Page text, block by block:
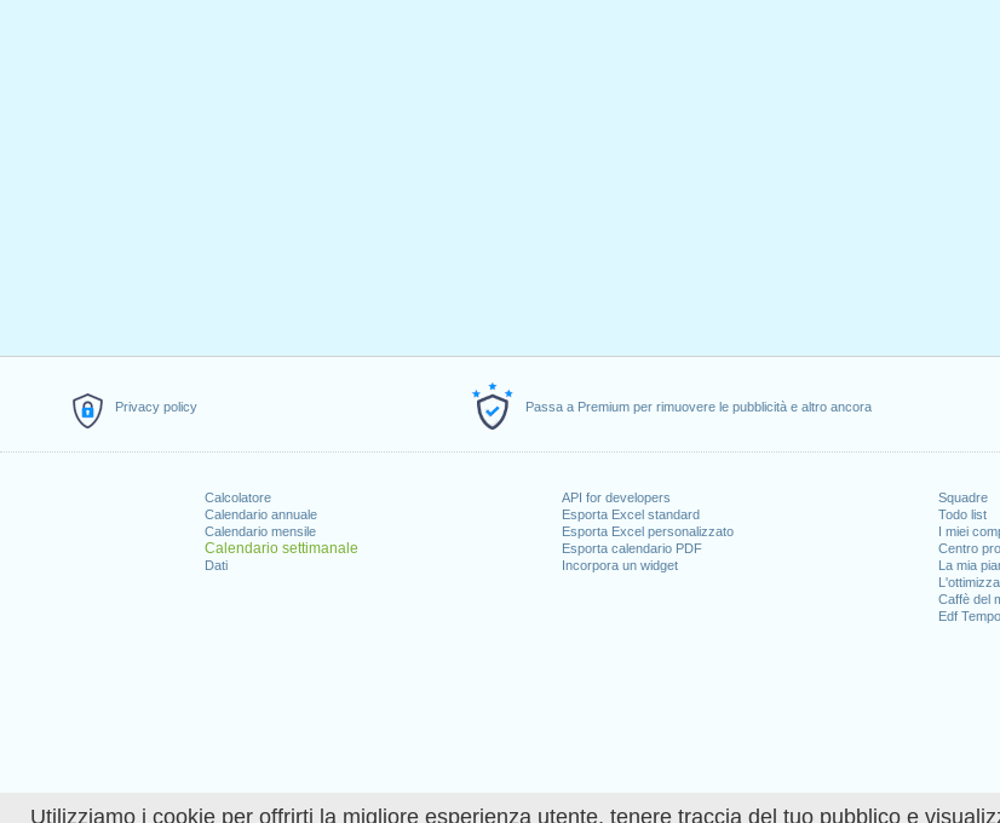
Utilizziamo i cookie per offrirti la migliore esperienza utente, tenere traccia del tuo pubblico e
Privacy policy Passa a Premium per rimuovere le pubblicità e altro ancora
Calcolatore
Calendario annuale
Calendario mensile
Calendario settimanale
Dati
API for developers
Esporta Excel standard
Esporta Excel personalizzato
Esporta calendario PDF
Incorpora un widget
Squadre
Todo list
I miei
Centro
La mia
Caffè del
Edf Tempo